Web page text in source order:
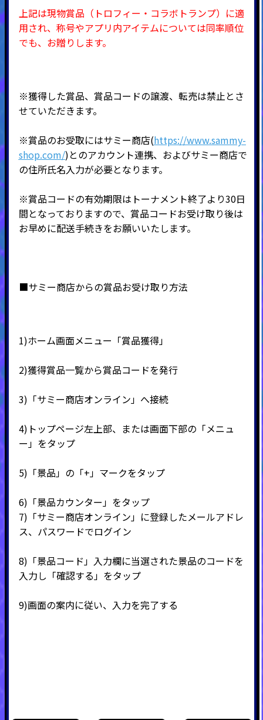
上記は現物賞品（トロフィー・コラボトランプ）に適
用され、称号やアプリ内アイテムについては同率順位
でも、お贈りします。
※獲得した賞品、賞品コードの譲渡、転売は禁止とさ
せていただきます。
※賞品のお受取にはサミー商店(https://www.sammy-
shop.com/)とのアカウント連携、およびサミー商店で
の住所氏名入力が必要となります。
※賞品コードの有効期限はトーナメント終了より30日
間となっておりますので、賞品コードお受け取り後は
お早めに配送手続きをお願いいたします。
■サミー商店からの賞品お受け取り方法
1)ホーム画面メニュー「賞品獲得」
2)獲得賞品一覧から賞品コードを発行
3) 「サミー商店オンライン」へ接続
4) トップページ左上部、または画面下部の「メニュ
ー」をタップ
5) 「景品」の「+ 」マークをタップ
6) 「景品カウンター」をタップ
7) 「サミー商店オンライン」に登録したメールアドレ
ス、パスワードでログイン
8) 「景品コード」入力欄に当選された景品のコードを
入力し「確認する」をタップ
9)画面の案内に従い、入力を完了する